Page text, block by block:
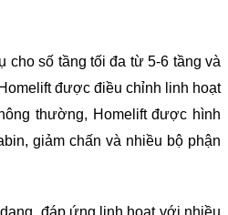
cho số tầng tối đa từ 5-6 tầng và
được điều chỉnh linh hoạt
thường, Homelift được hình
giảm chấn và nhiều bộ phận